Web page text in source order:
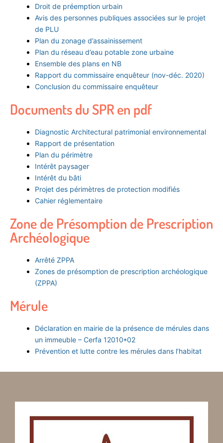
Droit de préemption urbain
Avis des personnes publiques associées sur le projet
de PLU
Plan du zonage d’assainissement
Plan du réseau d’eau potable zone urbaine
Ensemble des plans en NB
Rapport du commissaire enquêteur (nov-déc. 2020)
Conclusion du commissaire enquêteur
Documents du SPR en pdf
Diagnostic Architectural patrimonial environnemental
Rapport de présentation
Plan du périmètre
Intérêt paysager
Intérêt du bâti
Projet des périmètres de protection modifiés
Cahier réglementaire
Zone de Présomption de Prescription
Archéologique
Arrêté ZPPA
Zones de présomption de prescription archéologique
(ZPPA)
Mérule
Déclaration en mairie de la présence de mérules dans
un immeuble – Cerfa 12010*02
Prévention et lutte contre les mérules dans l’habitat